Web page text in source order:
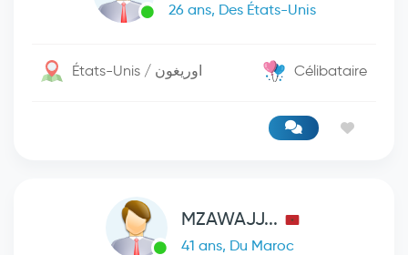
26 ans, Des États-Unis
États-Unis / اوريغون Célibataire
MZAWAJJ...
41 ans, Du Maroc